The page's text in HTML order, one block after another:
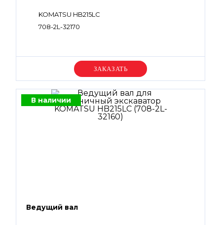
KOMATSU HB215LC
708-2L-32170
Уточняйте цену
В наличии
Ведущий вал